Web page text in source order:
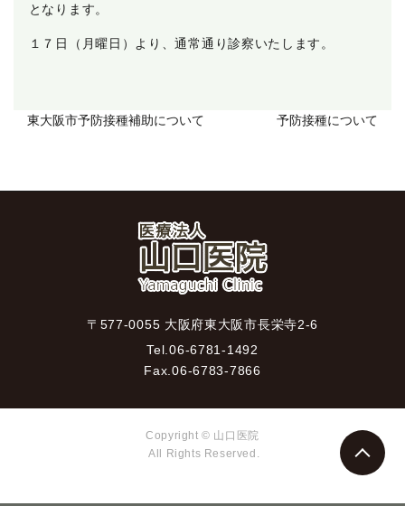
となります。
１７日（月曜日）より、通常通り診察いたします。
東大阪市予防接種補助について 予防接種について
〒577-0055 大阪府東大阪市長栄寺2-6
Tel.06-6781-1492
Fax.06-6783-7866
Copyright © 山口医院
All Rights Reserved.